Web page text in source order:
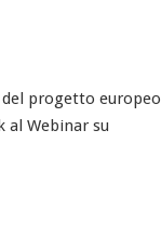
progetto europeo
al Webinar su